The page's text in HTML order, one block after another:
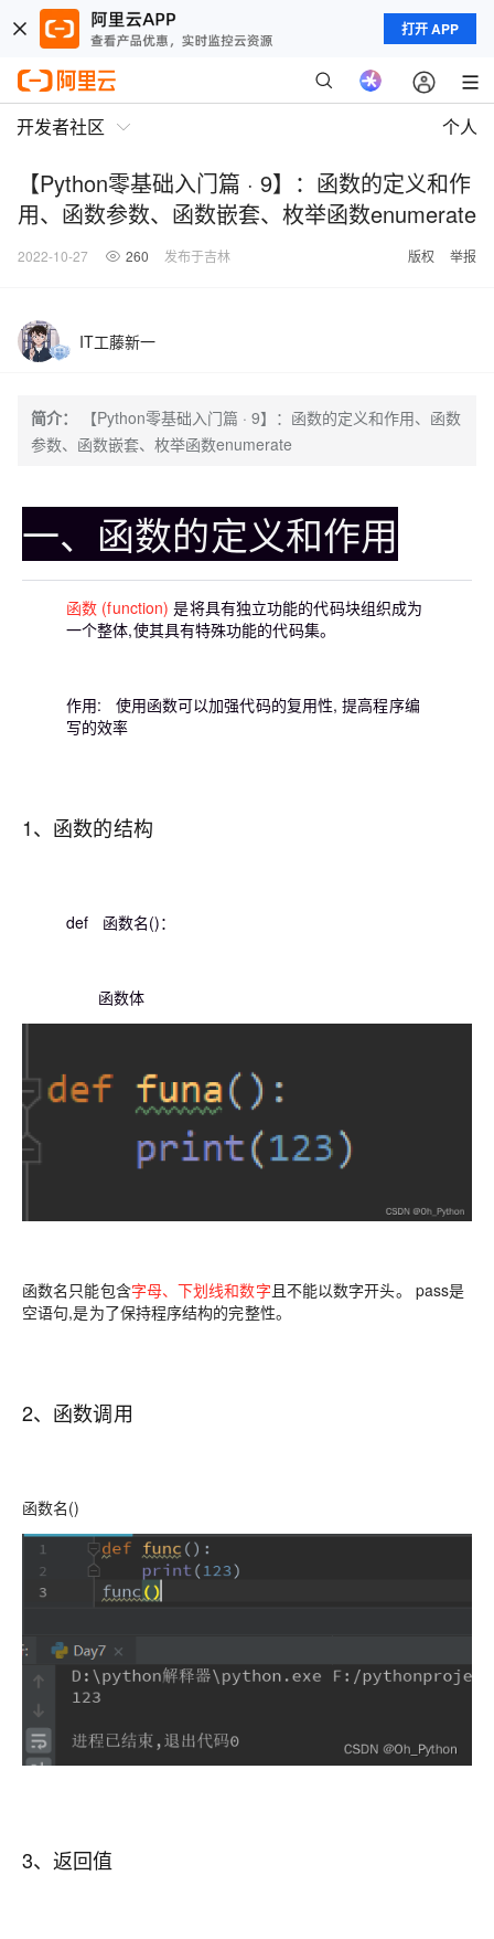
打开 APP
开发者社区 个人
【Python零基础入门篇 · 9】：函数的定义和作
用、函数参数、函数嵌套、枚举函数enumerate
2022-10-27 260 发布于吉林 版权 举报
IT工藤新一
简介：
【Python零基础入门篇 · 9】：函数的定义和作用、函数
参数、函数嵌套、枚举函数enumerate
一、函数的定义和作用
函数 (function)是将具有独立功能的代码块组织成为
一个整体,使其具有特殊功能的代码集。
作用: 使用函数可以加强代码的复用性, 提高程序编
写的效率
1、函数的结构
def 函数名()：
函数体
函数名只能包含字母、下划线和数字 且不能以数字开头。 pass是
空语句,是为了保持程序结构的完整性。
2、函数调用
函数名()
3、返回值